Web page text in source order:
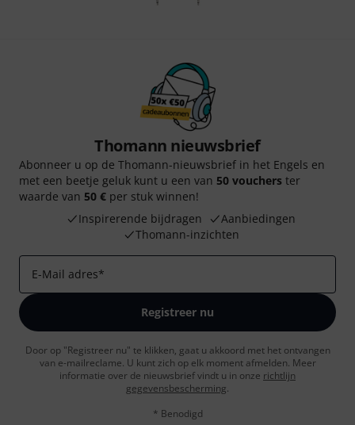
Thomann nieuwsbrief
Abonneer u op de Thomann-nieuwsbrief in het Engels en
met een beetje geluk kunt u een van 50 vouchers ter
waarde van 50 € per stuk winnen!
Inspirerende bijdragen
Aanbiedingen
Thomann-inzichten
E-Mail adres*
Registreer nu
Door op "Registreer nu" te klikken, gaat u akkoord met het ontvangen
van e-mailreclame. U kunt zich op elk moment afmelden. Meer
informatie over de nieuwsbrief vindt u in onze richtlijn
gegevensbescherming.
* Benodigd